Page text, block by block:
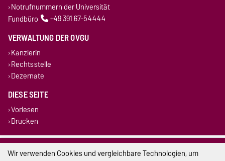
Notrufnummern der Universität
Fundbüro
+49 391 67-54444
VERWALTUNG DER OVGU
Kanzlerin
Rechtsstelle
Dezernate
DIESE SEITE
Vorlesen
Drucken
Impressum
Wir verwenden Cookies und vergleichbare Technologien, um